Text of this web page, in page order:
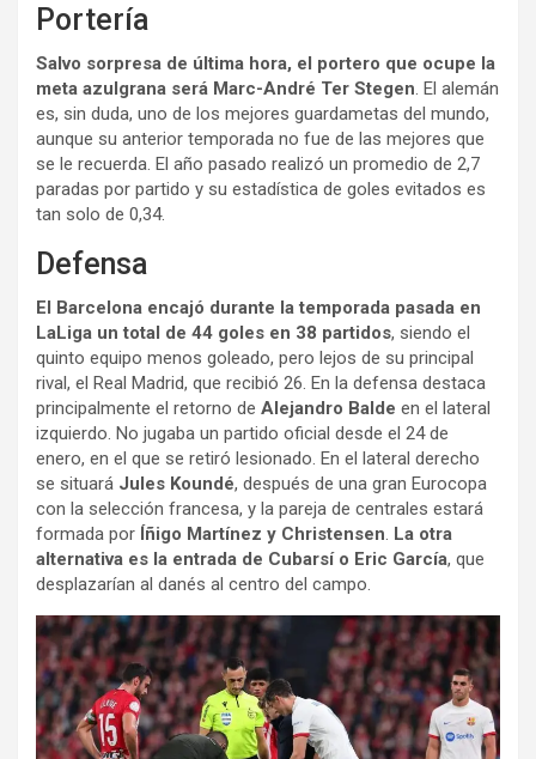
Portería
Salvo sorpresa de última hora, el portero que ocupe la
meta azulgrana será Marc-André Ter Stegen. El alemán
es, sin duda, uno de los mejores guardametas del mundo,
aunque su anterior temporada no fue de las mejores que
se le recuerda. El año pasado realizó un promedio de 2,7
paradas por partido y su estadística de goles evitados es
tan solo de 0,34.
Defensa
El Barcelona encajó durante la temporada pasada en
LaLiga un total de 44 goles en 38 partidos, siendo el
quinto equipo menos goleado, pero lejos de su principal
rival, el Real Madrid, que recibió 26. En la defensa destaca
principalmente el retorno de Alejandro Balde en el lateral
izquierdo. No jugaba un partido oficial desde el 24 de
enero, en el que se retiró lesionado. En el lateral derecho
se situará Jules Koundé, después de una gran Eurocopa
con la selección francesa, y la pareja de centrales estará
formada por Íñigo Martínez y Christensen. La otra
alternativa es la entrada de Cubarsí o Eric García, que
desplazarían al danés al centro del campo.